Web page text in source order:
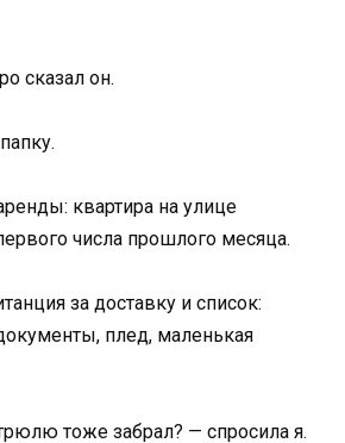
сказал он.
квартира на улице
числа прошлого месяца.
за доставку и список:
плед, маленькая
тоже забрал? — спросила я.